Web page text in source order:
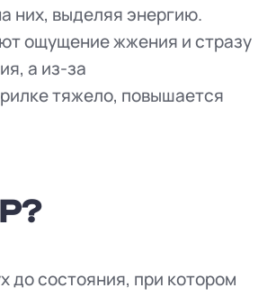
них, выделяя энергию.
ощущение жжения и стразу
а из-за
тяжело, повышается
до состояния, при котором